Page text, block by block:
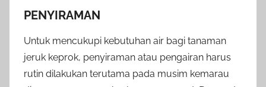
PENYIRAMAN
Untuk mencukupi kebutuhan air bagi tanaman
jeruk keprok, penyiraman atau pengairan harus
rutin dilakukan terutama pada musim kemarau